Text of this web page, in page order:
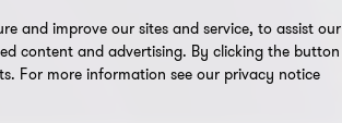
and improve our sites and service, to assist our
content and advertising. By clicking the button
For more information see our privacy notice